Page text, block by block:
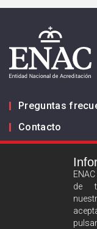
Preguntas
Contacto
de